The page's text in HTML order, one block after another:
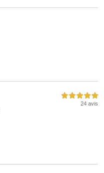
5,0 étoiles sur 5
24 avis